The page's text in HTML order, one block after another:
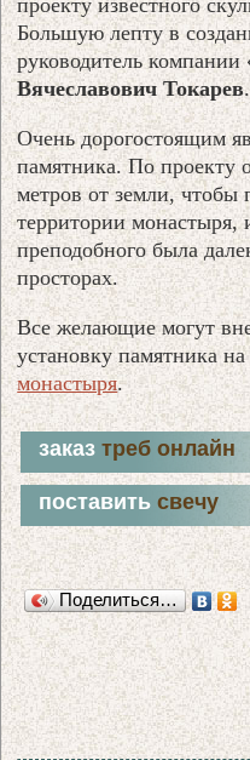
Большую лепту в
руководитель
Вячеславович Токарев.
Очень дорогостоящим
памятника. По проекту
метров от земли, чтобы
территории монастыря,
преподобного была
просторах.
Все желающие могут
установку памятника
монастыря.
заказтреб онлайн
поставитьсвечу
Поделиться…